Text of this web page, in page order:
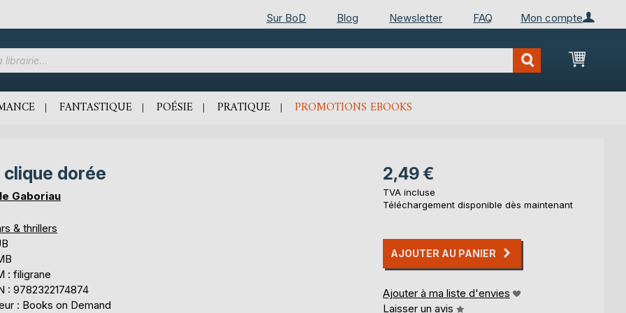
Mon compte
Sur BoD Blog Newsletter FAQ
Mon
FANTASTIQUE POÉSIE PRATIQUE PROMOTIONS EBOOKS
clique dorée
Gaboriau
& thrillers
: filigrane
: 9782322174874
: Books on Demand
2,49 €
TVA incluse
Téléchargement disponible dès maintenant
AJOUTER AU PANIER
Ajouter à ma liste d'envies
Laisser un avis